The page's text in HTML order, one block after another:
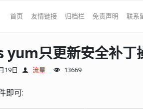
首页 友情链接 归档栏 免责声明 联系
yum只更新安全补丁
19日 流星 13669
即可: